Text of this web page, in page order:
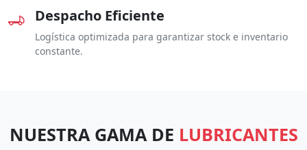
Despacho Eficiente
Logística optimizada para garantizar stock e inventario
constante.
NUESTRA GAMA DE LUBRICANTES